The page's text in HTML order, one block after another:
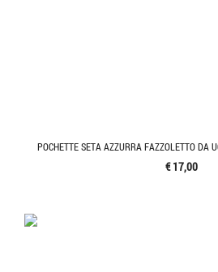
POCHETTE SETA AZZURRA FAZZOLETTO DA
€ 17,00